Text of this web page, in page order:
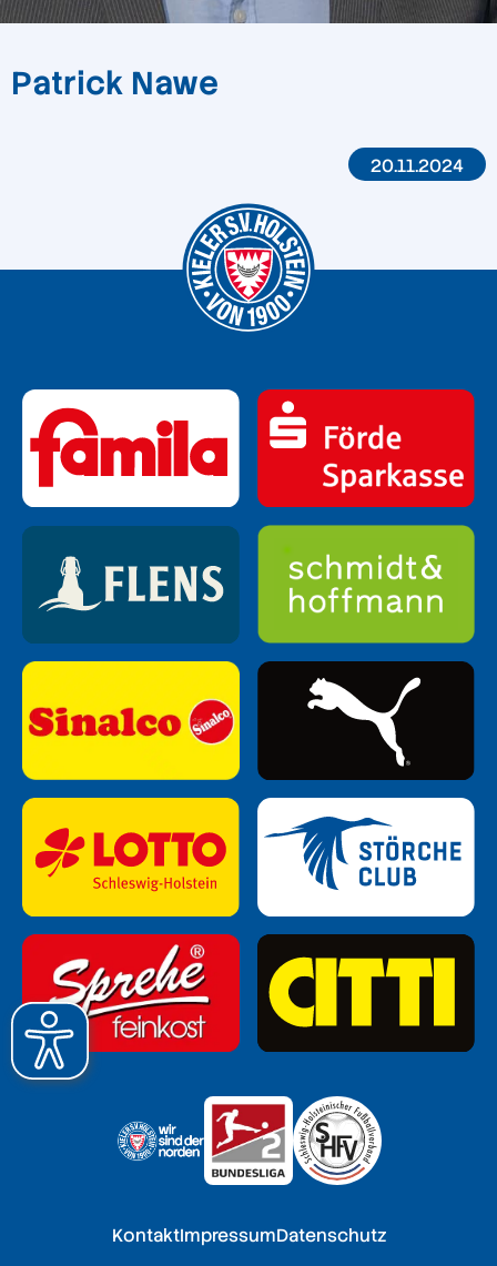
Patrick Nawe
20.11.2024
KontaktImpressumDatenschutz